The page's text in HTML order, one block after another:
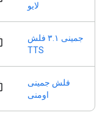
لایو
جمینی ۳.۱ فلش
TTS
فلش جمینی
اومنی